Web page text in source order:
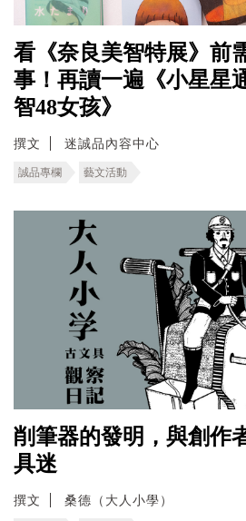
看《奈良美智特展》前
事！再讀一遍《小星星
智48女孩》
撰文 迷誠品內容中心
誠品專欄 藝文活動
削筆器的發明，與創作
具迷
撰文 桑德（大人小學）